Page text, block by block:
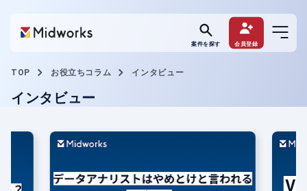
案件を探す 会員登録
TOP お役立ちコラム インタビュー
インタビュー